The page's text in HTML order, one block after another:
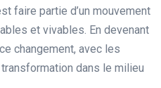
faire partie d’un mouvement
et vivables. En devenant
changement, avec les
dans le milieu